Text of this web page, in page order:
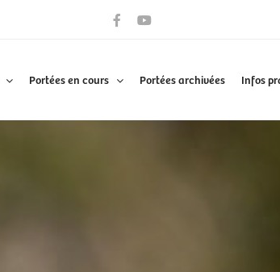
Facebook
Portées en cours Portées archivées Infos